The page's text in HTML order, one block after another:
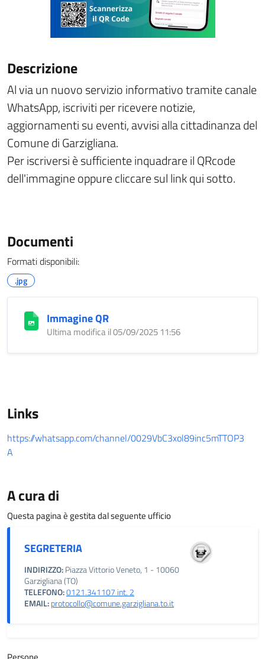
Descrizione
Al via un nuovo servizio informativo tramite canale
WhatsApp, iscriviti per ricevere notizie,
aggiornamenti su eventi, avvisi alla cittadinanza del
Comune di Garzigliana.
Per iscriversi è sufficiente inquadrare il QRcode
dell'immagine oppure cliccare sul link qui sotto.
Documenti
Formati disponibili:
.jpg
Immagine QR
Ultima modifica il 05/09/2025 11:56
Links
https://whatsapp.com/channel/0029VbC3xol89inc5mTTOP3
A
A cura di
Questa pagina è gestita dal seguente ufficio
SEGRETERIA
INDIRIZZO:Piazza Vittorio Veneto, 1 - 10060
Garzigliana (TO)
TELEFONO:0121.341107 int. 2
EMAIL:protocollo@comune.garzigliana.to.it